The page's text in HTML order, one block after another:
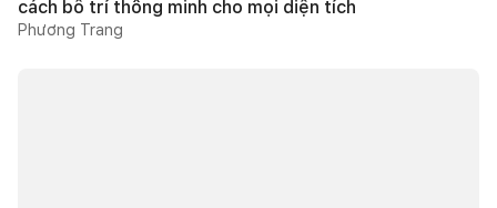
cách bố trí thông minh cho mọi diện tích
Phương Trang